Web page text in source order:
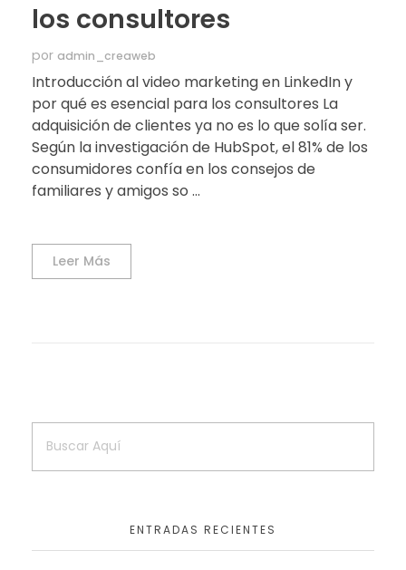
los consultores
por admin_creaweb
Introducción al video marketing en LinkedIn y
por qué es esencial para los consultores La
adquisición de clientes ya no es lo que solía ser.
Según la investigación de HubSpot, el 81% de los
consumidores confía en los consejos de
familiares y amigos so ...
Leer Más
ENTRADAS RECIENTES